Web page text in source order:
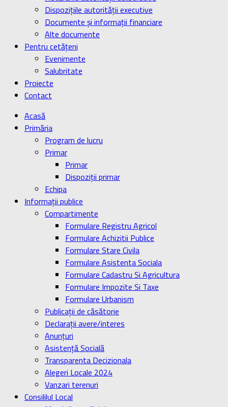
Dispozițiile autorității executive
Documente și informații financiare
Alte documente
Pentru cetățeni
Evenimente
Salubritate
Proiecte
Contact
Acasă
Primăria
Program de lucru
Primar
Primar
Dispoziţii primar
Echipa
Informaţii publice
Compartimente
Formulare Registru Agricol
Formulare Achizitii Publice
Formulare Stare Civila
Formulare Asistenta Sociala
Formulare Cadastru Si Agricultura
Formulare Impozite Si Taxe
Formulare Urbanism
Publicaţii de căsătorie
Declaraţii avere/interes
Anunţuri
Asistenţă Socială
Transparenta Decizionala
Alegeri Locale 2024
Vanzari terenuri
Consililul Local